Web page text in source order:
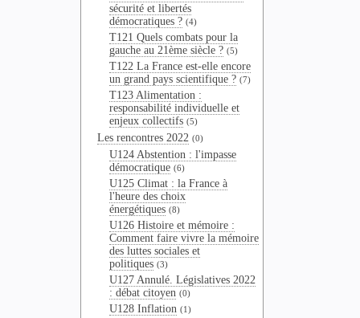
sécurité et libertés
démocratiques ? (4)
T121 Quels combats pour la
gauche au 21ème siècle ? (5)
T122 La France est-elle encore
un grand pays scientifique ? (7)
T123 Alimentation :
responsabilité individuelle et
enjeux collectifs (5)
Les rencontres 2022 (0)
U124 Abstention : l'impasse
démocratique (6)
U125 Climat : la France à
l'heure des choix
énergétiques (8)
U126 Histoire et mémoire :
Comment faire vivre la mémoire
des luttes sociales et
politiques (3)
U127 Annulé. Législatives 2022
: débat citoyen (0)
U128 Inflation (1)